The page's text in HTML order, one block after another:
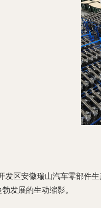
发区安徽瑞山汽车零部件
发展的生动缩影。